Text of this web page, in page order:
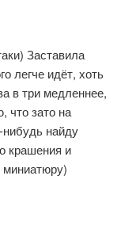
Заставила
легче идёт, хоть
в три медленнее,
что зато на
нибудь найду
крашения и